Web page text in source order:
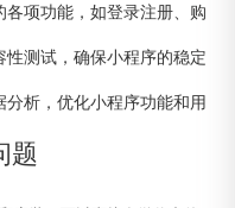
项功能，如登录注册、购
测试，确保小程序的稳定
析，优化小程序功能和用
题